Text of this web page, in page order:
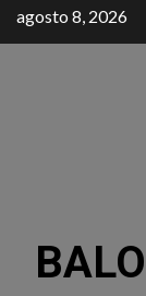
agosto 8, 2026